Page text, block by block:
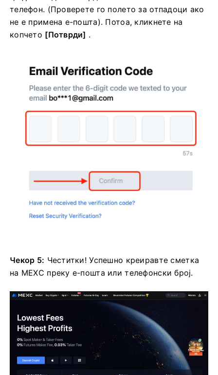
телефон. (Проверете го полето за отпадоци ако
не е примена е-пошта). Потоа, кликнете на
копчето [Потврди] .
Чекор 5: Честитки!Успешно креиравте сметка
на MEXC преку е-пошта или телефонски број.